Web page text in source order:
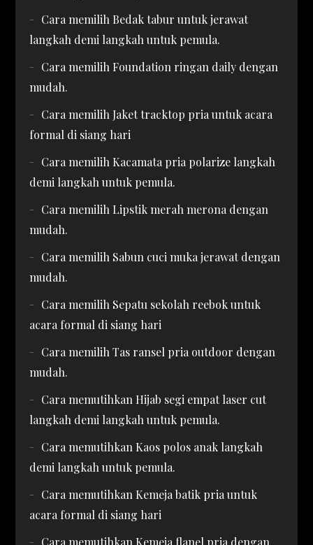
Cara memilih Bedak tabur untuk jerawat
langkah demi langkah untuk pemula.
Cara memilih Foundation ringan daily dengan
mudah.
Cara memilih Jaket tracktop pria untuk acara
formal di siang hari
Cara memilih Kacamata pria polarize langkah
demi langkah untuk pemula.
Cara memilih Lipstik merah merona dengan
mudah.
Cara memilih Sabun cuci muka jerawat dengan
mudah.
Cara memilih Sepatu sekolah reebok untuk
acara formal di siang hari
Cara memilih Tas ransel pria outdoor dengan
mudah.
Cara memutihkan Hijab segi empat laser cut
langkah demi langkah untuk pemula.
Cara memutihkan Kaos polos anak langkah
demi langkah untuk pemula.
Cara memutihkan Kemeja batik pria untuk
acara formal di siang hari
Cara memutihkan Kemeja flanel pria dengan